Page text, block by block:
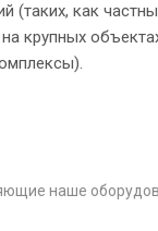
(таких, как
крупных
наше